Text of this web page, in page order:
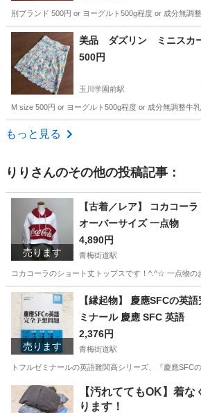
別ブランド 500円 or ヨーグルト500g程度 or 成分無調
東京 町田市 玉川学園前駅
美品 ダズリン ミニスカ
500円
玉川学園前駅
M size 500円 or ヨーグルト500g程度 or 成分無調整牛乳
東京 町田市
もっと見る
りり さんのその他の投稿記事：
売ります
【古着／レア】 コカコー
オーバーサイズ 一点物
4,890円
青梅街道駅
コカコーラのショート丈トップスです！^.^☆ 一点物
東京 小平市 青梅街道駅 トレーナー
売ります
【縁起物】 慶應SFCの英
ミナール 慶應 SFC 英語
2,376円
青梅街道駅
トフルゼミナールの英語難関高シリーズ、『慶應
東京 小平市 青梅街道駅 参考書 湘南
【汚れててもOK】着
ります！